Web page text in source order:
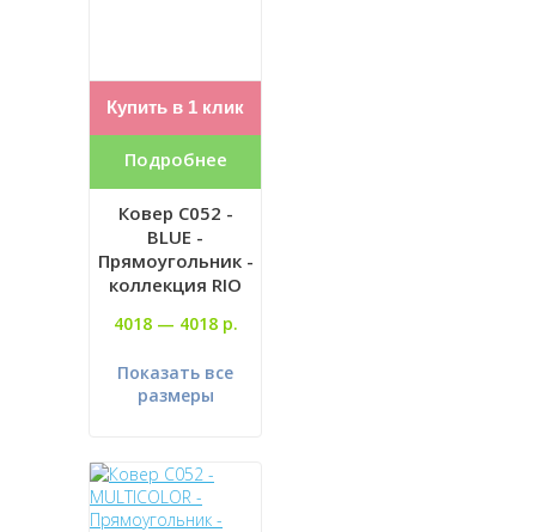
Купить в 1 клик
Подробнее
Ковер C052 -
BLUE -
Прямоугольник -
коллекция RIO
4018 — 4018 р.
Показать все
размеры